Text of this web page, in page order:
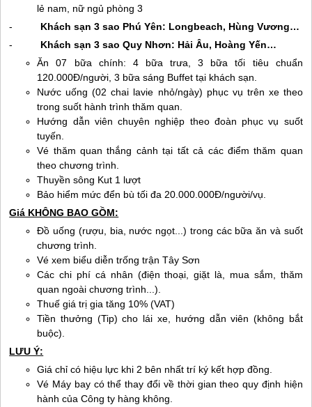
lẻ nam, nữ ngủ phòng 3
- Khách sạn 3 sao Phú Yên: Longbeach, Hùng Vương…
- Khách sạn 3 saoQuy Nhơn: Hải Âu, Hoàng Yến…
Ăn 07 bữa chính: 4 bữa trưa, 3 bữa tối tiêu chuẩn
120.000Đ/người, 3 bữa sáng Buffet tại khách sạn.
Nước uống (02 chai lavie nhỏ/ngày) phục vụ trên xe theo
trong suốt hành trình thăm quan.
Hướng dẫn viên chuyên nghiệp theo đoàn phục vụ suốt
tuyến.
Vé thăm quan thắng cảnh tại tất cả các điểm thăm quan
theo chương trình.
Thuyền sông Kut 1 lượt
Bảo hiểm mức đển bù tối đa 20.000.000Đ/người/vụ.
Giá KHÔNG BAO GỒM:
Đồ uống (rượu, bia, nước ngọt...) trong các bữa ăn và suốt
chương trình.
Vé xem biểu diễn trống trận Tây Sơn
Các chi phí cá nhân (điện thoại, giặt là, mua sắm, thăm
quan ngoài chương trình...).
Thuế giá trị gia tăng 10% (VAT)
Tiền thưởng (Tip) cho lái xe, hướng dẫn viên (không bắt
buộc).
LƯU Ý:
Giá chỉ có hiệu lực khi 2 bên nhất trí ký kết hợp đồng.
Vé Máy bay có thể thay đổi về thời gian theo quy định hiện
hành của Công ty hàng không.